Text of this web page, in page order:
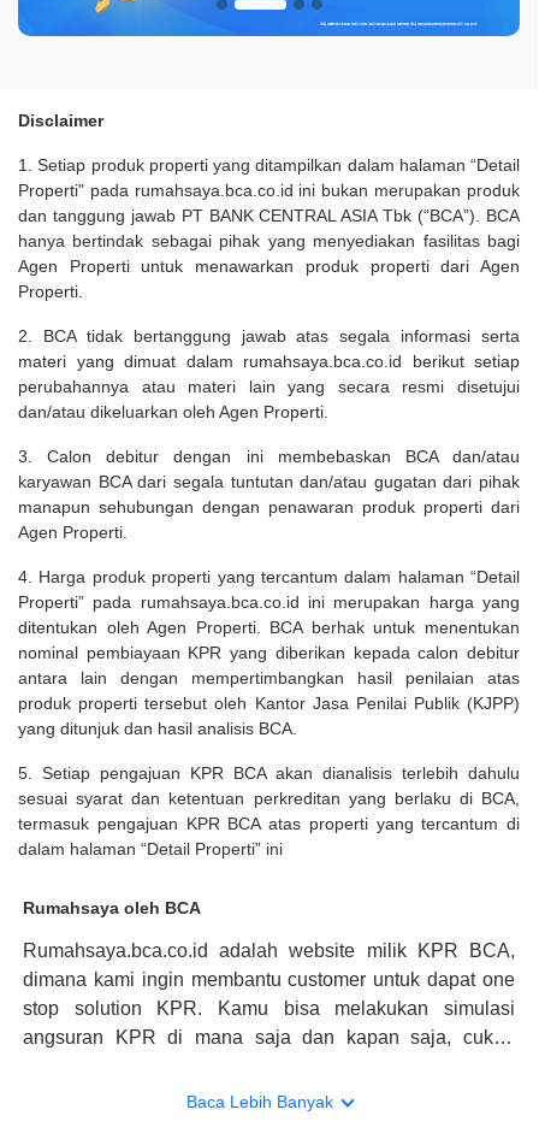
Disclaimer
1. Setiap produk properti yang ditampilkan dalam halaman “Detail
Properti" pada rumahsaya.bca.co.id ini bukan merupakan produk
dan tanggung jawab PT BANK CENTRAL ASIA Tbk (“BCA”). BCA
hanya bertindak sebagai pihak yang menyediakan fasilitas bagi
Agen Properti untuk menawarkan produk properti dari Agen
Properti.
2. BCA tidak bertanggung jawab atas segala informasi serta
materi yang dimuat dalam rumahsaya.bca.co.id berikut setiap
perubahannya atau materi lain yang secara resmi disetujui
dan/atau dikeluarkan oleh Agen Properti.
3. Calon debitur dengan ini membebaskan BCA dan/atau
karyawan BCA dari segala tuntutan dan/atau gugatan dari pihak
manapun sehubungan dengan penawaran produk properti dari
Agen Properti.
4. Harga produk properti yang tercantum dalam halaman “Detail
Properti” pada rumahsaya.bca.co.id ini merupakan harga yang
ditentukan oleh Agen Properti. BCA berhak untuk menentukan
nominal pembiayaan KPR yang diberikan kepada calon debitur
antara lain dengan mempertimbangkan hasil penilaian atas
produk properti tersebut oleh Kantor Jasa Penilai Publik (KJPP)
yang ditunjuk dan hasil analisis BCA.
5. Setiap pengajuan KPR BCA akan dianalisis terlebih dahulu
sesuai syarat dan ketentuan perkreditan yang berlaku di BCA,
termasuk pengajuan KPR BCA atas properti yang tercantum di
dalam halaman “Detail Properti” ini
Rumahsaya oleh BCA
Rumahsaya.bca.co.id adalah website milik KPR BCA,
dimana kami ingin membantu customer untuk dapat one
stop solution KPR. Kamu bisa melakukan simulasi
angsuran KPR di mana saja dan kapan saja, cukup
konsultasi mengenai KPR, maka ada layanan live chat
Baca Lebih Banyak